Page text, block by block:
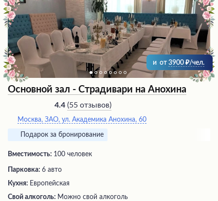
и от 3900 /чел.
Основной зал - Страдивари на Анохина
4.4 (55 отзывов)
Москва, ЗАО, ул. Академика Анохина, 60
Подарок за бронирование
Вместимость: 100 человек
Парковка: 6 авто
Кухня: Европейская
Свой алкоголь: Можно свой алкоголь